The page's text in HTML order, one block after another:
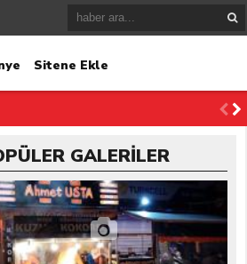
Sitene Ekle
GALERİLER